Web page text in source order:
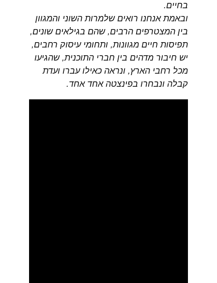
בחיים.
ובאמת אנחנו רואים שלמרות השוני והמגוון
בין המצטרפים הרבים, שהם בגילאים שונים,
תפיסות חיים מגוונות, ותחומי עיסוק רחבים,
יש חיבור מדהים בין חברי התוכנית, שהגיעו
מכל רחבי הארץ, ונראה כאילו עברו ועדת
קבלה ונבחרו בפינצטה אחד אחד.